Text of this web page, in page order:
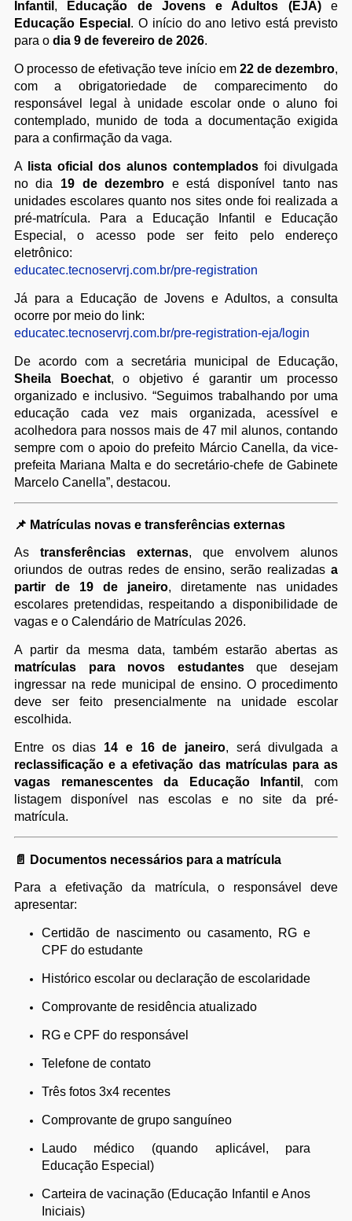
Infantil , Educação de Jovens e Adultos (EJA)e
Educação Especial . O início do ano letivo está previsto
para o dia 9 de fevereiro de 2026.
O processo de efetivação teve início em 22 de dezembro,
com a obrigatoriedade de comparecimento do
responsável legal à unidade escolar onde o aluno foi
contemplado, munido de toda a documentação exigida
para a confirmação da vaga.
A lista oficial dos alunos contemplados foi divulgada
no dia 19 de dezembro e está disponível tanto nas
unidades escolares quanto nos sites onde foi realizada a
pré-matrícula. Para a Educação Infantil e Educação
Especial, o acesso pode ser feito pelo endereço
eletrônico:
educatec.tecnoservrj.com.br/pre-registration
Já para a Educação de Jovens e Adultos, a consulta
ocorre por meio do link:
educatec.tecnoservrj.com.br/pre-registration-eja/login
De acordo com a secretária municipal de Educação,
Sheila Boechat, o objetivo é garantir um processo
organizado e inclusivo. “Seguimos trabalhando por uma
educação cada vez mais organizada, acessível e
acolhedora para nossos mais de 47 mil alunos, contando
sempre com o apoio do prefeito Márcio Canella, da vice-
prefeita Mariana Malta e do secretário-chefe de Gabinete
Marcelo Canella”, destacou.
📌 Matrículas novas e transferências externas
As transferências externas, que envolvem alunos
oriundos de outras redes de ensino, serão realizadasa
partir de 19 de janeiro, diretamente nas unidades
escolares pretendidas, respeitando a disponibilidade de
vagas e o Calendário de Matrículas 2026.
A partir da mesma data, também estarão abertas as
matrículas para novos estudantesque desejam
ingressar na rede municipal de ensino. O procedimento
deve ser feito presencialmente na unidade escolar
escolhida.
Entre os dias 14 e 16 de janeiro, será divulgada a
reclassificação e a efetivação das matrículas para as
vagas remanescentes da Educação Infantil , com
listagem disponível nas escolas e no site da pré-
matrícula.
📄 Documentos necessários para a matrícula
Para a efetivação da matrícula, o responsável deve
apresentar:
Certidão de nascimento ou casamento, RG e
CPF do estudante
Histórico escolar ou declaração de escolaridade
Comprovante de residência atualizado
RG e CPF do responsável
Telefone de contato
Três fotos 3x4 recentes
Comprovante de grupo sanguíneo
Laudo médico (quando aplicável, para
Educação Especial)
Carteira de vacinação (Educação Infantil e Anos
Iniciais)